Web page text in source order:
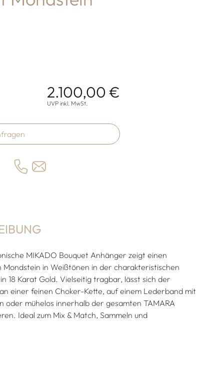
2.100,00 €
UVP inkl. MwSt.
MIKADO Bouquet Anhänger zeigt einen
in Weißtönen in der charakteristischen
18 Karat Gold. Vielseitig tragbar, lässt sich der
einer feinen Choker-Kette, auf einem Lederband mit
oder mühelos innerhalb der gesamten TAMARA
Ideal zum Mix & Match, Sammeln und